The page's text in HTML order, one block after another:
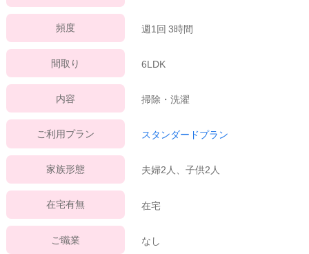
頻度 週1回 3時間
間取り 6LDK
内容 掃除・洗濯
ご利用プラン スタンダードプラン
家族形態 夫婦2人、子供2人
在宅有無 在宅
ご職業 なし